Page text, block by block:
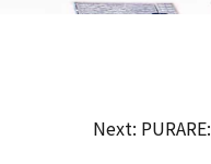
Next: PURARE: